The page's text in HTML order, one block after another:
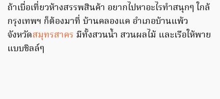
ถ้าเบื่อเที่ยวห้างสรรพสินค้า อยากไปหาอะไรทำสนุกๆ ใกล้
กรุงเทพฯ ก็ต้องมาที่ บ้านคลองแค อำเภอบ้านแพ้ว
จังหวัดสมุทรสาคร มีทั้งสวนน้ำ สวนผลไม้ และเรือให้พาย
แบบชิลล์ๆ